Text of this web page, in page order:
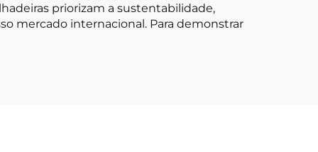
priorizam a sustentabilidade,
mercado internacional. Para demonstrar